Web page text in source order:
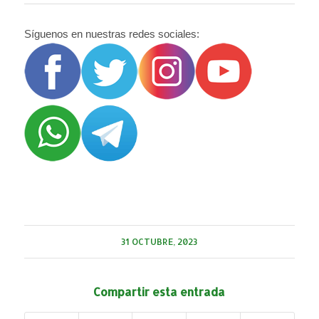
Síguenos en nuestras redes sociales:
31 OCTUBRE, 2023
Compartir esta entrada